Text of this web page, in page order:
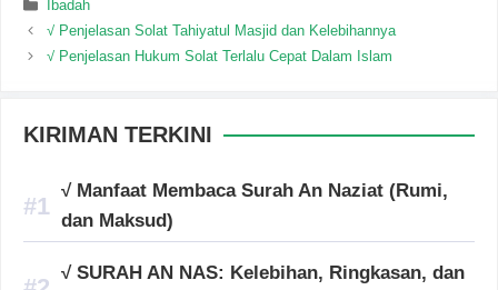
Ibadah
√ Penjelasan Solat Tahiyatul Masjid dan Kelebihannya
√ Penjelasan Hukum Solat Terlalu Cepat Dalam Islam
KIRIMAN TERKINI
√ Manfaat Membaca Surah An Naziat (Rumi,
dan Maksud)
√ SURAH AN NAS: Kelebihan, Ringkasan, dan